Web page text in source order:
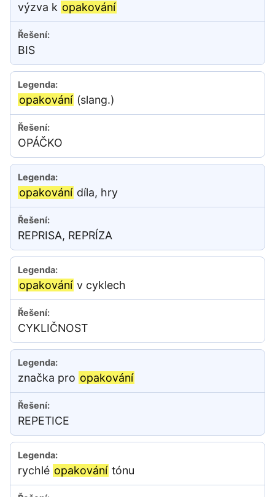
výzva k opakování
BIS
opakování (slang.)
OPÁČKO
opakování díla, hry
REPRISA, REPRÍZA
opakování v cyklech
CYKLIČNOST
značka pro opakování
REPETICE
rychlé opakování tónu